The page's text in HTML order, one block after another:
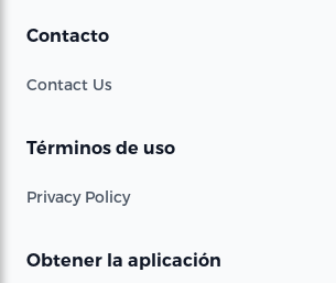
Contacto
Contact Us
Términos de uso
Privacy Policy
Obtener la aplicación